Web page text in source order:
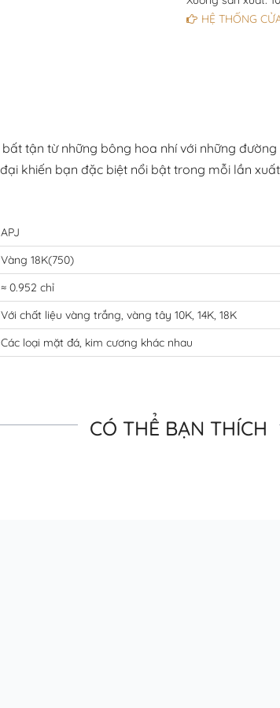
HỆ THỐNG
tận từ những bông hoa nhí với những
khiến bạn đặc biệt nổi bật trong mỗi lần
APJ
Vàng 18K(750)
≈ 0.952 chỉ
Với chất liệu vàng trắng, vàng tây 10K, 14K, 18K
Các loại mặt đá, kim cương khác nhau
CÓ THỂ BẠN THÍCH